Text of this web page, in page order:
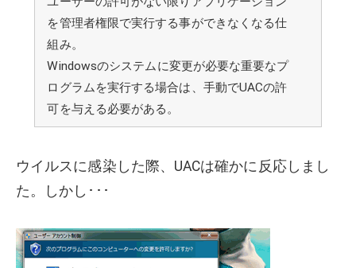
を管理者権限で実行する事ができなくなる仕
組み。
Windowsのシステムに変更が必要な重要なプ
ログラムを実行する場合は、手動でUACの許
可を与える必要がある。
ウイルスに感染した際、UACは確かに反応しまし
た。しかし･･･